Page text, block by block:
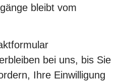
bleibt vom
bei uns, bis Sie
Ihre Einwilligung